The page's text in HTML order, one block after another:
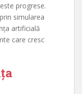
progrese.
simularea
artificială
care cresc